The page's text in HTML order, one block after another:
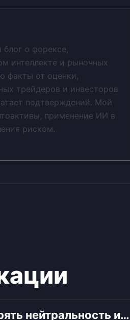
о форексе,
интеллекте и рыночных
факты от оценки,
трейдеров и инвесторов
подтверждений. Мой
применение ИИ в
риском.
нейтральность и…